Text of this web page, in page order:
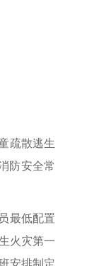
疏散逃生
防安全常
最低配置
火灾第一
安排制定